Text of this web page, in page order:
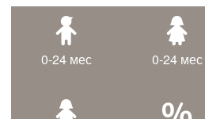
Контакты
0-24 мес 0-24 мес